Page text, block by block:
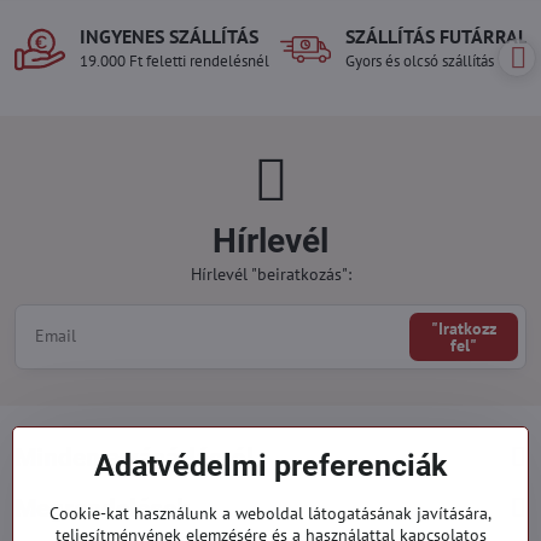
INGYENES SZÁLLÍTÁS
19.000 Ft feletti rendelésnél
SZÁLLÍTÁS FUTÁRRAL
Gyors és olcsó szállítás
Hírlevél
Hírlevél "beiratkozás":
"Iratkozz
fel"
Minden a vásárlásról
Megrendelések
Adatvédelmi preferenciák
Cookie-kat használunk a weboldal látogatásának javítására,
teljesítményének elemzésére és a használattal kapcsolatos